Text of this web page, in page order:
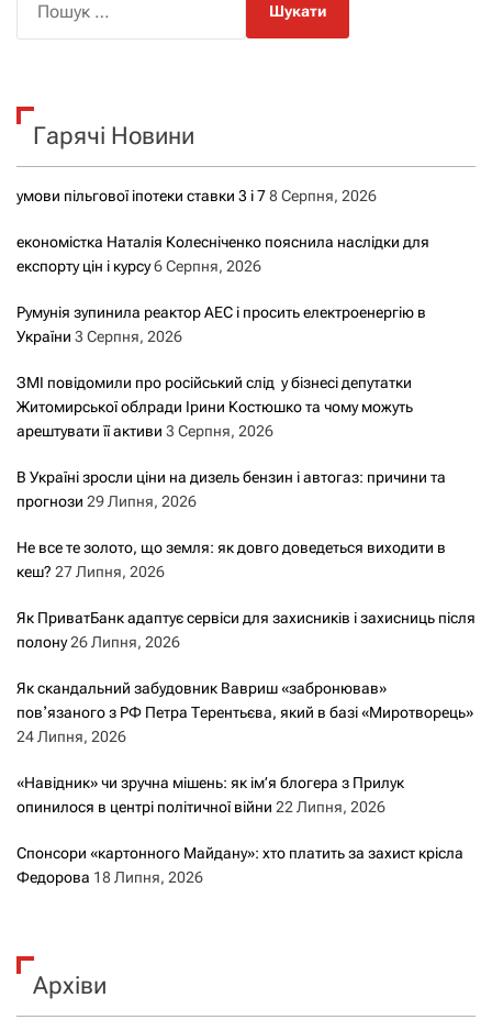
к
Гарячі Новини
умови пільгової іпотеки ставки 3 і 78 Серпня, 2026
економістка Наталія Колесніченко пояснила наслідки для
експорту цін і курсу6 Серпня, 2026
Румунія зупинила реактор АЕС і просить електроенергію в
України 3 Серпня, 2026
ЗМІ повідомили про російський слід у бізнесі депутатки
Житомирської облради Ірини Костюшко та чому можуть
арештувати її активи 3 Серпня, 2026
В Україні зросли ціни на дизель бензин і автогаз: причини та
прогнози 29 Липня, 2026
Не все те золото, що земля: як довго доведеться виходити в
кеш? 27 Липня, 2026
Як ПриватБанк адаптує сервіси для захисників і захисниць після
полону26 Липня, 2026
Як скандальний забудовник Вавриш «забронював»
повʼязаного з РФ Петра Терентьєва, який в базі «Миротворець»
24 Липня, 2026
«Навідник» чи зручна мішень: як ім’я блогера з Прилук
опинилося в центрі політичної війни 22 Липня, 2026
Спонсори «картонного Майдану»: хто платить за захист крісла
Федорова 18 Липня, 2026
Архіви